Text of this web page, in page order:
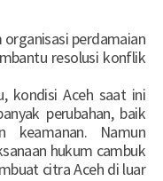
organisasi perdamaian
resolusi konflik
kondisi Aceh saat ini
perubahan, baik
keamanan. Namun
hukum cambuk
citra Aceh di luar